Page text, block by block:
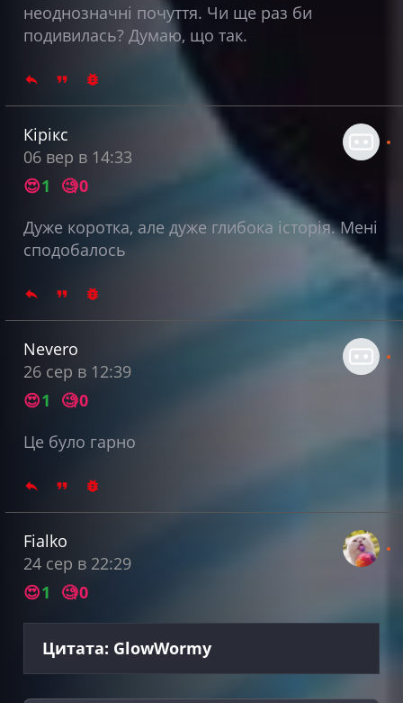
неоднозначні почуття. Чи ще раз би
подивилась? Думаю, що так.
Кірікс
06 вер в 14:33
😍1 🧐0
Дуже коротка, але дуже глибока історія. Мені
сподобалось
Nevero
26 сер в 12:39
😍1 🧐0
Це було гарно
Fialko
24 сер в 22:29
😍1 🧐0
Цитата: GlowWormy